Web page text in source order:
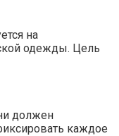
на
одежды. Цель
должен
каждое